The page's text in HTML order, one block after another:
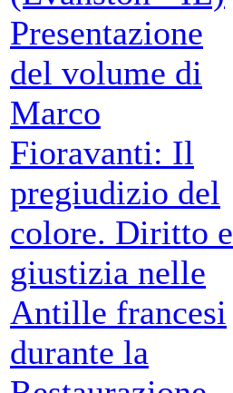
Presentazione
del volume di
Marco
Fioravanti: Il
pregiudizio del
colore. Diritto e
giustizia nelle
Antille francesi
durante la